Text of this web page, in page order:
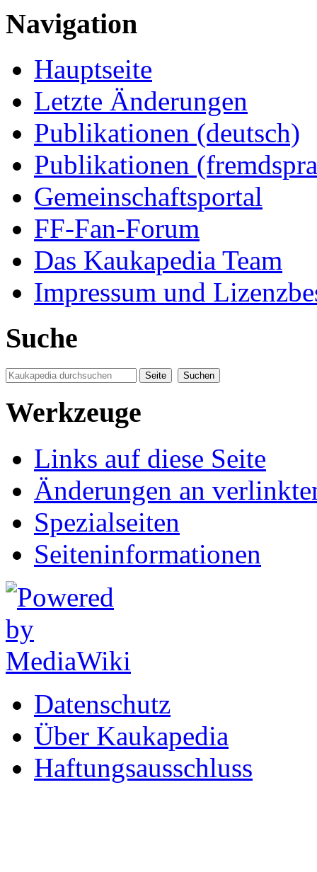
Navigation
Hauptseite
Letzte Änderungen
Publikationen (deutsch)
Publikationen
Gemeinschaftsportal
FF-Fan-Forum
Das Kaukapedia Team
Impressum und
Suche
Werkzeuge
Links auf diese Seite
Änderungen an
Spezialseiten
Seiten­informationen
Datenschutz
Über Kaukapedia
Haftungsausschluss